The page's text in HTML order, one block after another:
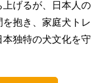
げるが、
日本人の
抱き、 家庭犬トレ
本独特の犬文化を守